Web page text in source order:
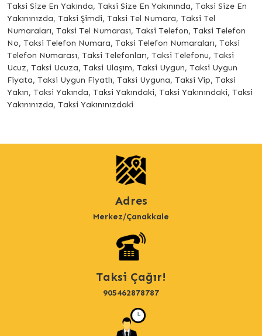
Taksi Size En Yakında, Taksi Size En Yakınında, Taksi Size En
Yakınınızda, Taksi Şimdi, Taksi Tel Numara, Taksi Tel
Numaraları, Taksi Tel Numarası, Taksi Telefon, Taksi Telefon
No, Taksi Telefon Numara, Taksi Telefon Numaraları, Taksi
Telefon Numarası, Taksi Telefonları, Taksi Telefonu, Taksi
Ucuz, Taksi Ucuza, Taksi Ulaşım, Taksi Uygun, Taksi Uygun
Fiyata, Taksi Uygun Fiyatlı, Taksi Uyguna, Taksi Vip, Taksi
Yakın, Taksi Yakında, Taksi Yakındaki, Taksi Yakınındaki, Taksi
Yakınınızda, Taksi Yakınınızdaki
Adres
Merkez/Çanakkale
Taksi Çağır!
905462878787